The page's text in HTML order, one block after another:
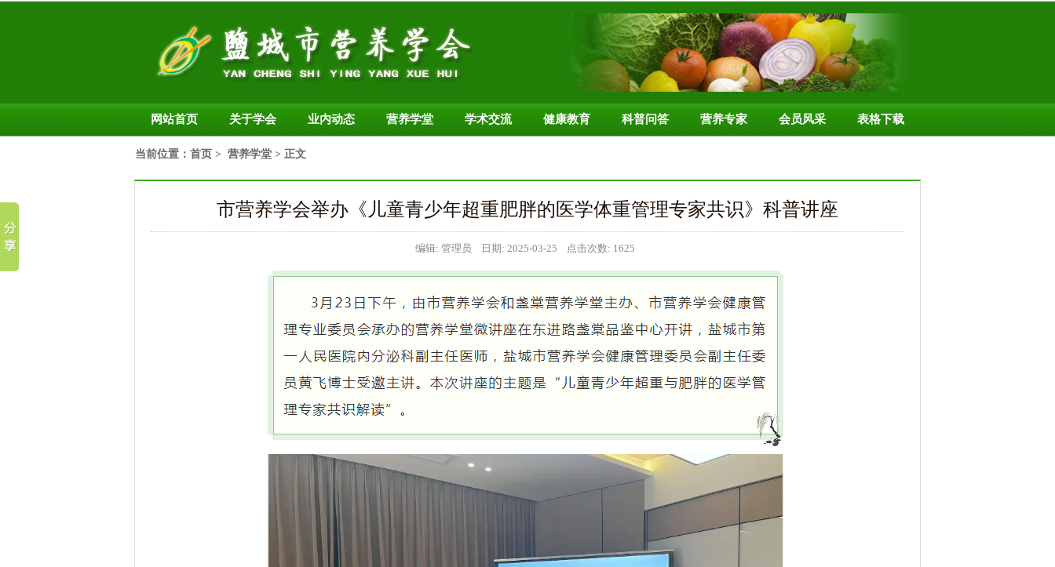
网站首页 关于学会 业内动态 营养学堂 学术交流 健康教育 科普问答 营养专家 会员风采 表格下载
当前位置： 首页 > 营养学堂 > 正文
市营养学会举办《儿童青少年超重肥胖的医学体重管理专家共识》科普讲座
编辑: 管理员 日期: 2025-03-25 点击次数: 1625